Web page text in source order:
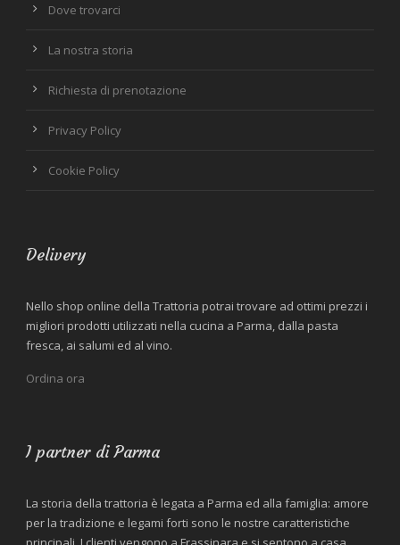
Dove trovarci
La nostra storia
Richiesta di prenotazione
Privacy Policy
Cookie Policy
Delivery
Nello shop online della Trattoria potrai trovare ad ottimi prezzi i
migliori prodotti utilizzati nella cucina a Parma, dalla pasta
fresca, ai salumi ed al vino.
Ordina ora
I partner di Parma
La storia della trattoria è legata a Parma ed alla famiglia: amore
per la tradizione e legami forti sono le nostre caratteristiche